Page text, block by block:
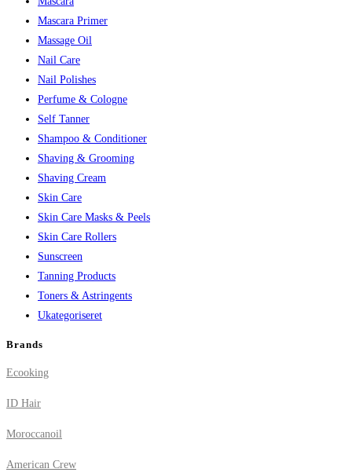
Mascara Primer
Massage Oil
Nail Care
Nail Polishes
Perfume & Cologne
Self Tanner
Shampoo & Conditioner
Shaving & Grooming
Shaving Cream
Skin Care
Skin Care Masks & Peels
Skin Care Rollers
Sunscreen
Tanning Products
Toners & Astringents
Ukategoriseret
Brands
Ecooking
ID Hair
Moroccanoil
American Crew